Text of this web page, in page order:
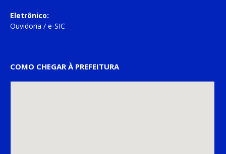
Eletrônico:
Ouvidoria / e-SIC
COMO CHEGAR À PREFEITURA